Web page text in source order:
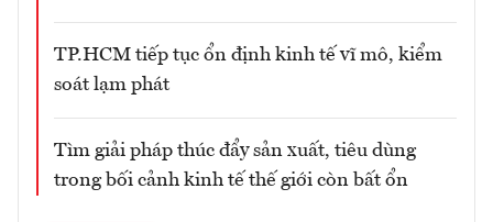
TP.HCM tiếp tục ổn định kinh tế vĩ mô, kiểm
soát lạm phát
Tìm giải pháp thúc đẩy sản xuất, tiêu dùng
trong bối cảnh kinh tế thế giới còn bất ổn